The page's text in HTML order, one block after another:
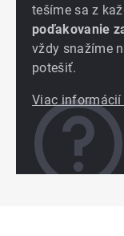
tešíme sa z
poďakovanie
vždy snažíme
potešiť.
Viac